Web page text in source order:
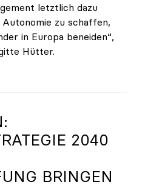
letztlich dazu
zu schaffen,
in Europa beneiden“,
Hütter.
Präsidenten Peter
2040
BRINGEN